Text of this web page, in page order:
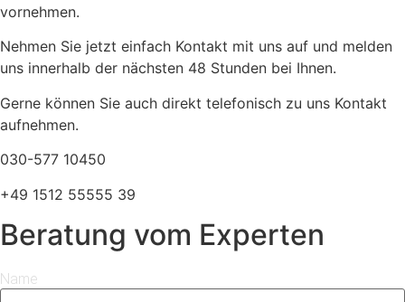
vornehmen.
Nehmen Sie jetzt einfach Kontakt mit uns auf und melden
uns innerhalb der nächsten 48 Stunden bei Ihnen.
Gerne können Sie auch direkt telefonisch zu uns Kontakt
aufnehmen.
030-577 10450
+49 1512 55555 39
Beratung vom Experten
Name